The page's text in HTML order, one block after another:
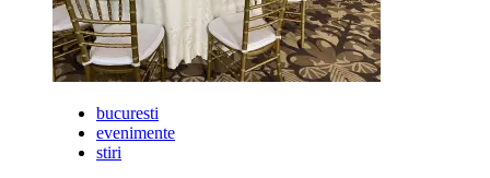
bucuresti
evenimente
stiri